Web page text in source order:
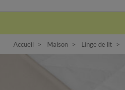
Accueil Maison Linge de lit